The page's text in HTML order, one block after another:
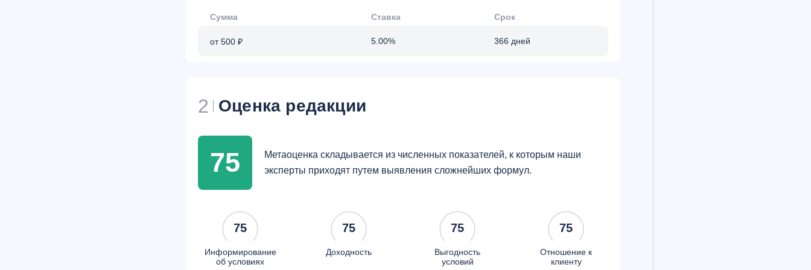
Сумма Ставка Срок
от 500 ₽ 5.00% 366 дней
2 Оценка редакции
75
Метаоценка складывается из численных показателей, к которым наши
эксперты приходят путем выявления сложнейших формул.
75
Информирование
об условиях
75
Доходность
75
Выгодность
условий
75
Отношение к
клиенту